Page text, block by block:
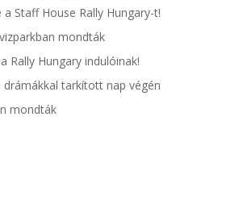
Staff House Rally Hungary-t!
mondták
Rally Hungary indulóinak!
drámákkal tarkított nap végén
mondták